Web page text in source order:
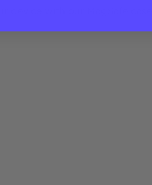
device with our MagSafe cases